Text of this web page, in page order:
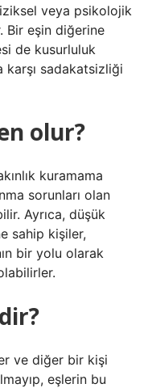
veya psikolojik
Bir eşin diğerine
de kusurluluk
sadakatsizliği
olur?
kuramama
sorunları olan
Ayrıca, düşük
sahip kişiler,
bir yolu olarak
ve diğer bir kişi
eşlerin bu